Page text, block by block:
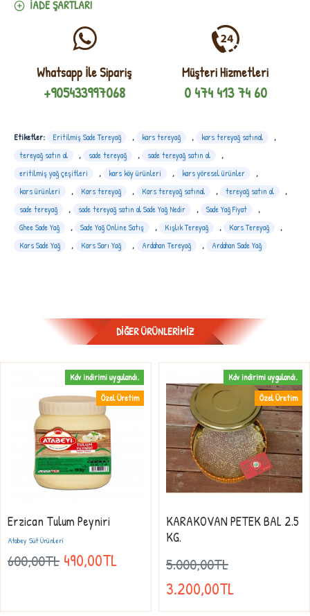
Whatsapp İle Sipariş
+905433997068
Müşteri Hizmetleri
0 474 413 74 60
İADE ŞARTLARI
Etiketler: Eritilmiş Sade Tereyağ , kars tereyağ , kars tereyağ satınal
,
tereyağ satın al
, sade tereyağ , sade tereyağ satın al
,
eritilmiş yağ çeşitleri
, kars köy ürünleri , kars yöresel ürünler
,
kars ürünleri
, Kars tereyağ , Kars tereyağ satınal , tereyağ satın al
,
sade tereyağ
, sade tereyağ satın al Sade Yağ Nedir , Sade Yağ Fiyat
,
Ghee Sade Yağ
, Sade Yağ Online Satış , Kışlık Tereyağ , Kars Tereyağ
,
Kars Sade Yağ
, Kars Sarı Yağ , Ardahan Tereyağ , Ardahan Sade Yağ
DIĞER ÜRÜNLERIMIZ
Özel Üretim
Kdv indirimi uygulandı.
Atabey Süt Ürünleri
Erzican Tulum Peyniri
600,00TL 490,00TL
Özel Üretim
Kdv indirimi uygulandı.
KARAKOVAN PETEK BAL 2.5
KG.
5.000,00TL
3.200,00TL